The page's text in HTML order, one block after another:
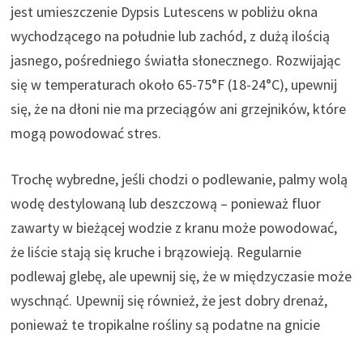
t
w
i
e
r
a
i
ę
w
n
o
w
e
jest umieszczenie Dypsis Lutescens w pobliżu okna
wychodzącego na południe lub zachód, z dużą ilością
jasnego, pośredniego światła słonecznego. Rozwijając
się w temperaturach około 65-75°F (18-24°C), upewnij
się, że na dłoni nie ma przeciągów ani grzejników, które
mogą powodować stres.
Trochę wybredne, jeśli chodzi o podlewanie, palmy wolą
wodę destylowaną lub deszczową – ponieważ fluor
zawarty w bieżącej wodzie z kranu może powodować,
że liście stają się kruche i brązowieją. Regularnie
podlewaj glebę, ale upewnij się, że w międzyczasie może
wyschnąć. Upewnij się również, że jest dobry drenaż,
ponieważ te tropikalne rośliny są podatne na gnicie